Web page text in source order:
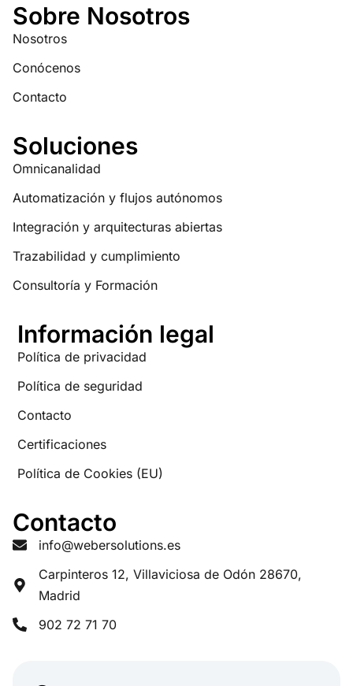
Sobre Nosotros
Nosotros
Conócenos
Contacto
Soluciones
Omnicanalidad
Automatización y flujos autónomos
Integración y arquitecturas abiertas
Trazabilidad y cumplimiento
Consultoría y Formación
Información legal
Política de privacidad
Política de seguridad
Contacto
Certificaciones
Política de Cookies (EU)
Contacto
info@webersolutions.es
Carpinteros 12, Villaviciosa de Odón 28670,
Madrid
902 72 71 70